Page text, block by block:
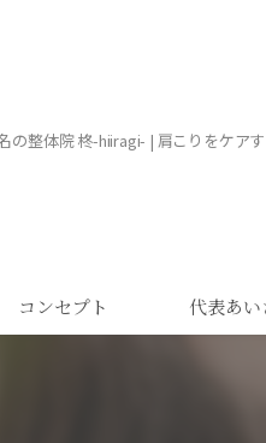
の整体院 柊-hiiragi- | 肩こりをケア
コンセプト 代表あい